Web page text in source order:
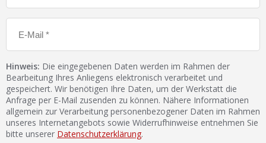
Hinweis: Die eingegebenen Daten werden im Rahmen der
Bearbeitung Ihres Anliegens elektronisch verarbeitet und
gespeichert. Wir benötigen Ihre Daten, um der Werkstatt die
Anfrage per E-Mail zusenden zu können. Nähere Informationen
allgemein zur Verarbeitung personenbezogener Daten im Rahmen
unseres Internetangebots sowie Widerrufhinweise entnehmen Sie
bitte unserer Datenschutzerklärung.